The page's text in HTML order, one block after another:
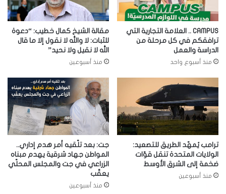
CAMPUS .. العلامة التجارية التي
ترافقكم في كل مرحلة من
الدراسة والعمل
منذ أسبوع واحد
مقالة الشيخ كمال خطيب: “دعوة
للثبات: لا والله لا نقول إلا ما قال
الله لا نقيل ولا نحيد”
منذ أسبوعين
ترامب يُمهّد الطريق للتصعيد:
الولايات المتحدة تنقل قوّات
ضخمة إلى الشرق الأوسط
منذ أسبوعين
جت: بعد تلّقيه أمر هدم إداري..
المواطن جهاد شرقية يهدم مبناه
الزراعي في جت والمجلس المحلّي
يعقّب
منذ أسبوعين